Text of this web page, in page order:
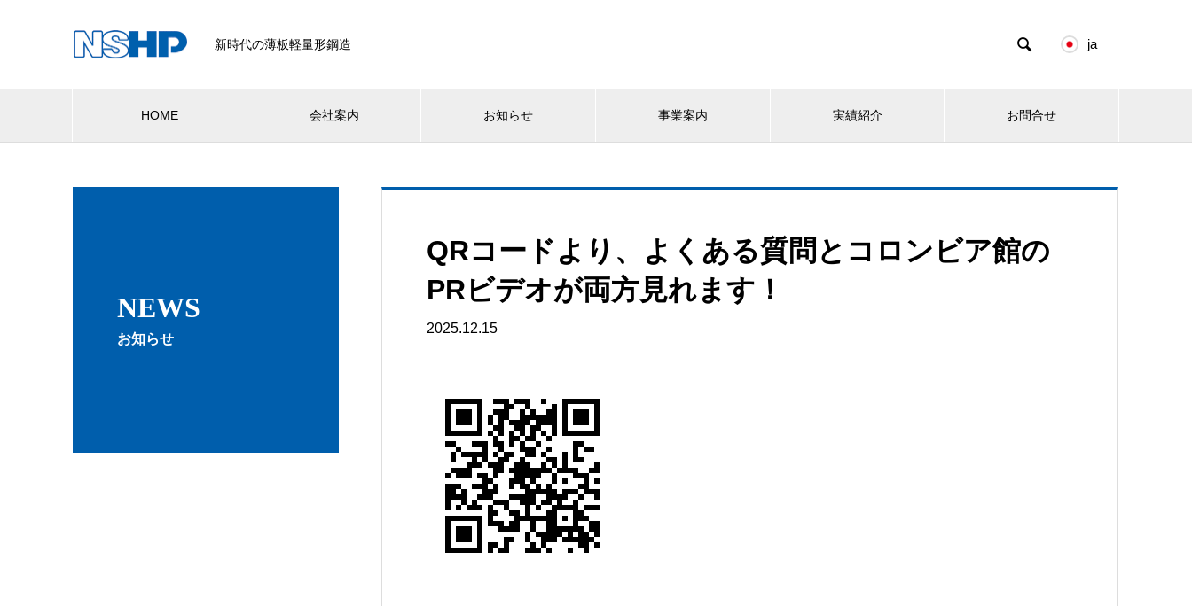
新時代の薄板軽量形鋼造  ja
HOME 会社案内 お知らせ 事業案内 実績紹介 お問合せ
NEWS
お知らせ
QRコードより、よくある質問とコロンビア館の
PRビデオが両方見れます！
2025.12.15